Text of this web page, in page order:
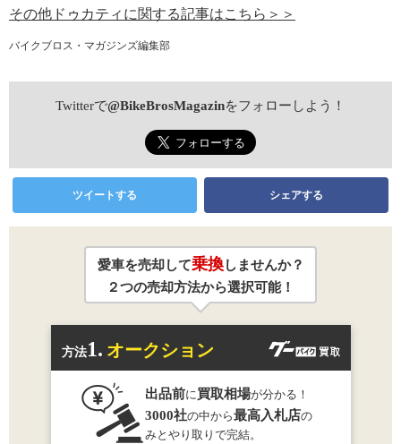
その他ドゥカティに関する記事はこちら＞＞
バイクブロス・マガジンズ編集部
Twitterで@BikeBrosMagazinをフォローしよう！
ツイートする シェアする
愛車を売却して乗換しませんか？
２つの売却方法から選択可能！
方法1. オークション
出品前に買取相場が分かる！
3000社の中から最高入札店の
みとやり取りで完結。